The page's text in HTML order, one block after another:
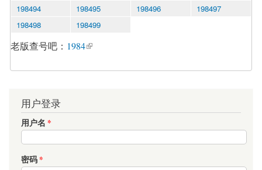
198494
198495 198496
198497
198498
198499
老版查号吧： 1984
用户登录
用户名 *
密码*